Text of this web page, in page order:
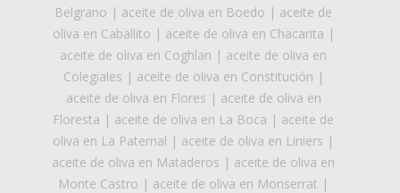
Belgrano | aceite de oliva en Boedo | aceite de
oliva en Caballito | aceite de oliva en Chacarita |
aceite de oliva en Coghlan | aceite de oliva en
Colegiales | aceite de oliva en Constitución |
aceite de oliva en Flores | aceite de oliva en
Floresta | aceite de oliva en La Boca | aceite de
oliva en La Paternal | aceite de oliva en Liniers |
aceite de oliva en Mataderos | aceite de oliva en
Monte Castro | aceite de oliva en Monserrat |